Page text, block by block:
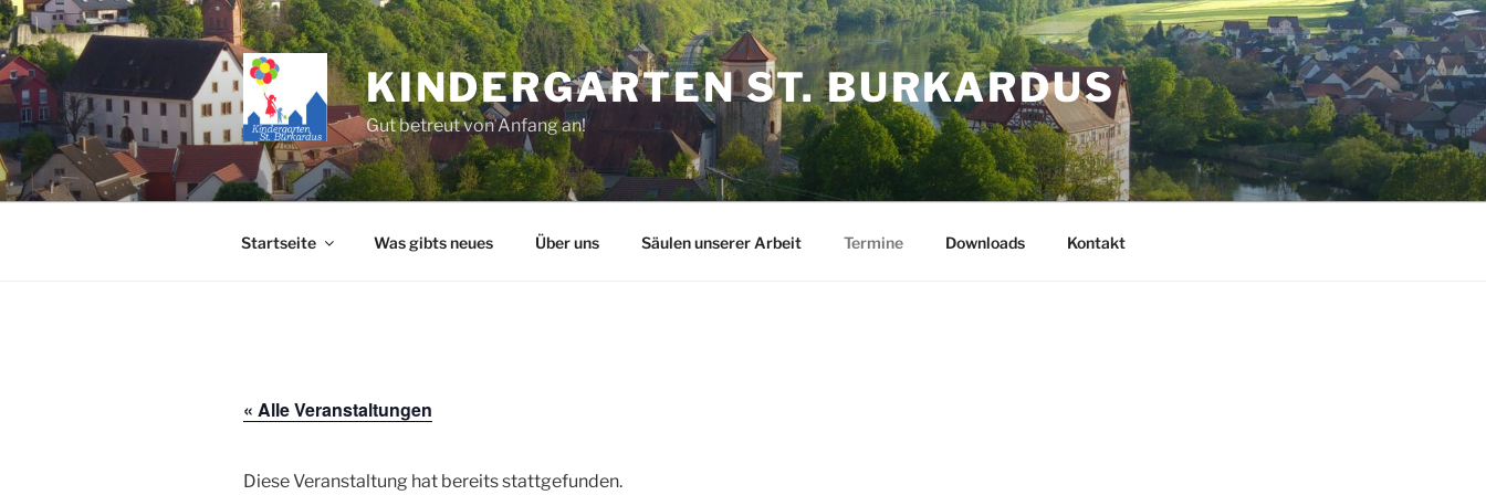
Zum
Inhalt
springen
KINDERGARTEN ST. BURKARDUS
Gut betreut von Anfang an!
Startseite Was gibts neues Über uns Säulen unserer Arbeit Termine Downloads Kontakt
« Alle Veranstaltungen
Diese Veranstaltung hat bereits stattgefunden.